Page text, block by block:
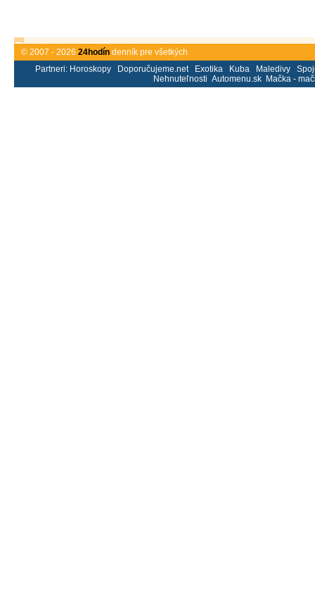
© 2007 - 2026 24hodín denník pre všetkých
Partneri: Horoskopy Doporučujeme.net Exotika Kuba Maledivy
Nehnuteľnosti Automenu.sk Mačka -